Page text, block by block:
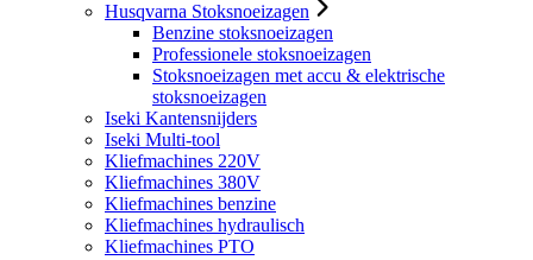
Husqvarna Stoksnoeizagen
Benzine stoksnoeizagen
Professionele stoksnoeizagen
Stoksnoeizagen met accu & elektrische
stoksnoeizagen
Iseki Kantensnijders
Iseki Multi-tool
Kliefmachines 220V
Kliefmachines 380V
Kliefmachines benzine
Kliefmachines hydraulisch
Kliefmachines PTO